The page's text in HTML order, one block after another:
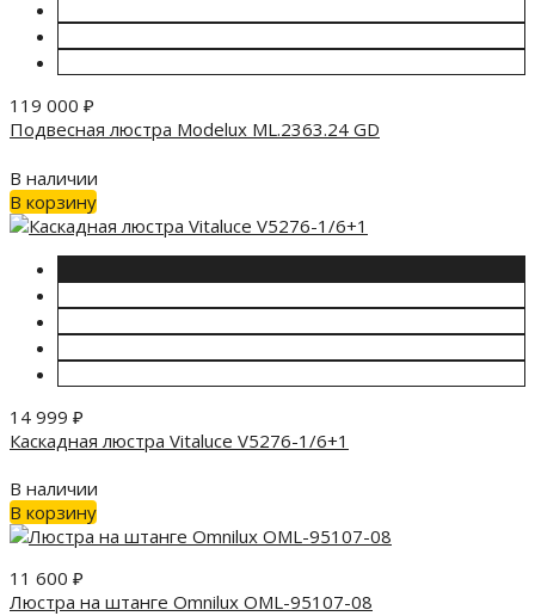
119 000 ₽
Подвесная люстра Modelux ML.2363.24 GD
В наличии
В корзину
14 999 ₽
Каскадная люстра Vitaluce V5276-1/6+1
В наличии
В корзину
11 600 ₽
Люстра на штанге Omnilux OML-95107-08